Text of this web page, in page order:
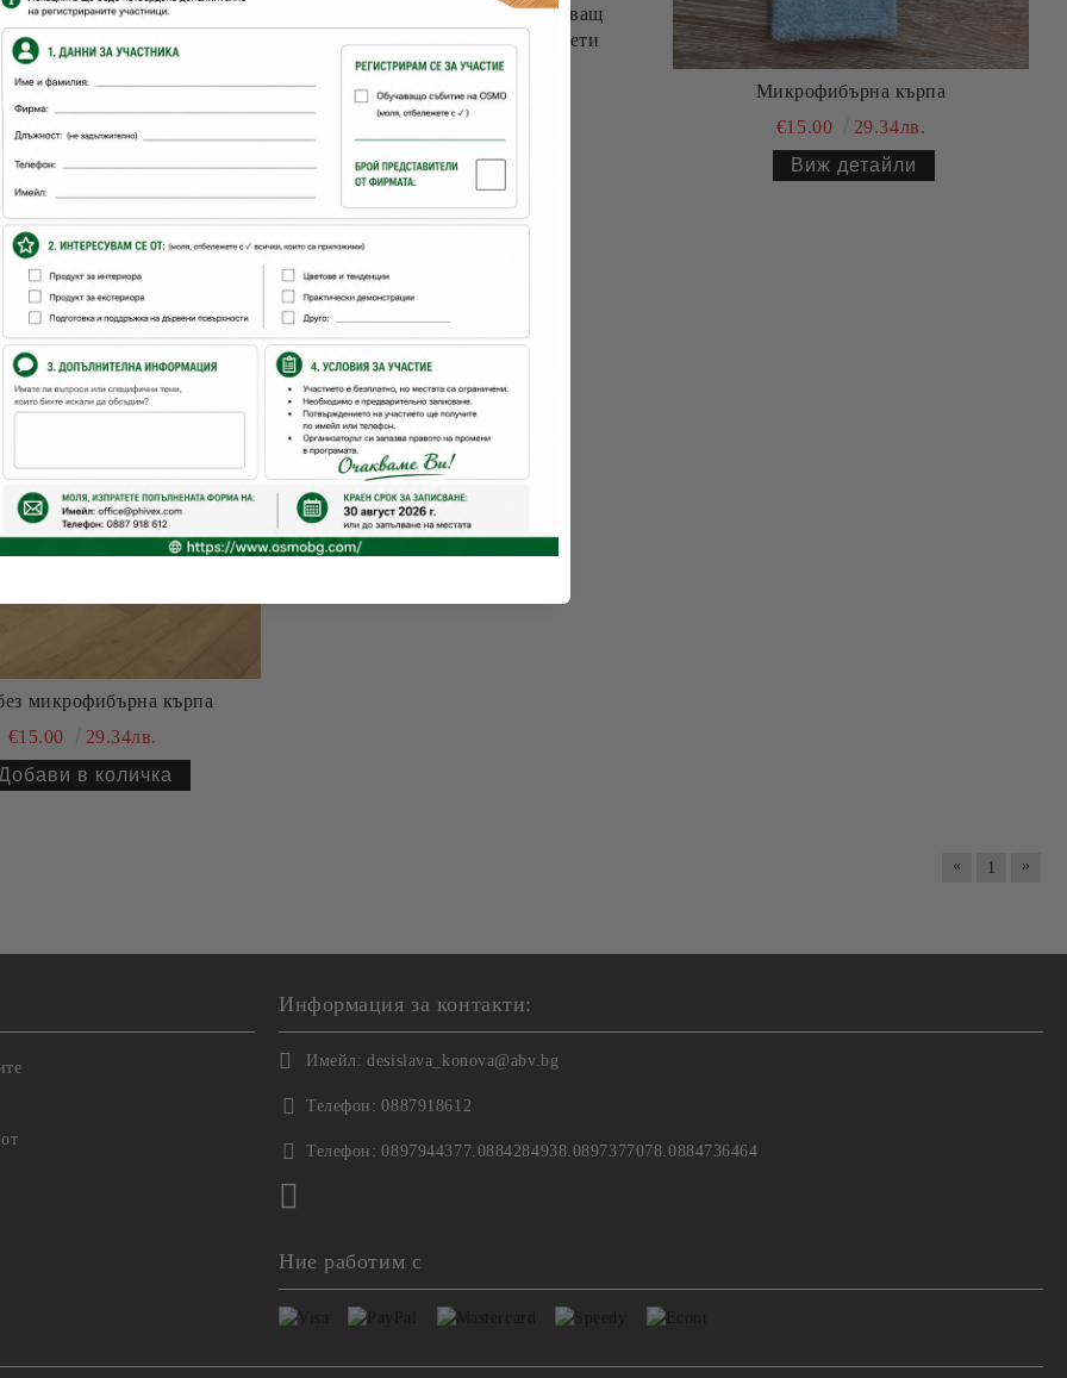
Cleaner- ежедневно
почистване
€13.28 25.97лв.
Виж детайли
Bauwerk Mop Care - почистващ
препарат за омаслени паркети
€28.12 55.00лв.
Виж детайли
Микрофибърна кърпа
€15.00
29.34лв.
Виж детайли
микрофибърна кърпа
€15.00
29.34лв.
« 1 »
Информация за контакти:
Имейл: desislava_konova@abv.bg
Телефон: 0887918612
Телефон: 0897944377.0884284938.0897377078.0884736464
Ние работим с